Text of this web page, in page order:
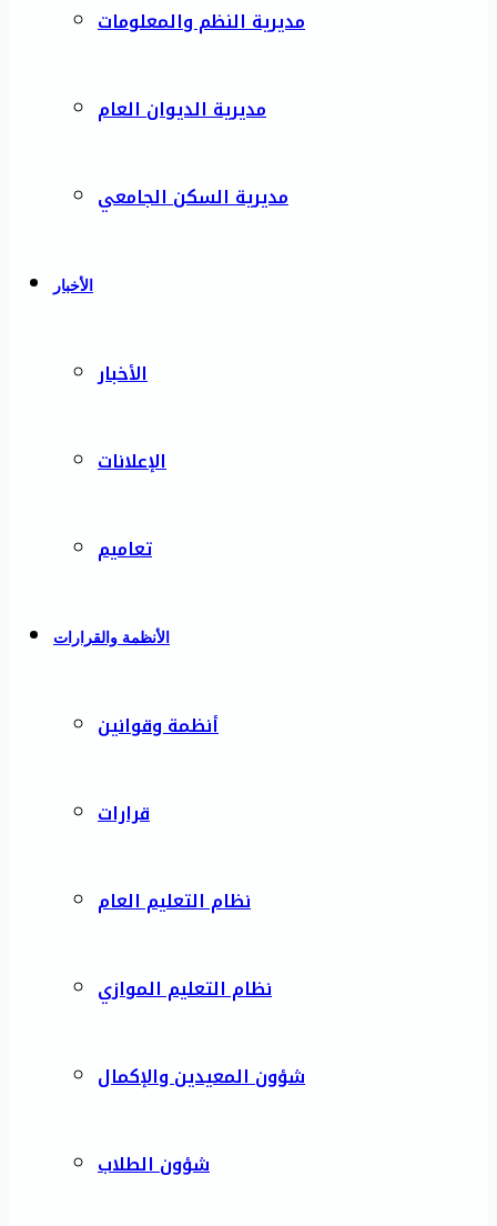
مديرية النظم والمعلومات
مديرية الديوان العام
مديرية السكن الجامعي
الأخبار
الأخبار
الإعلانات
تعاميم
الأنظمة والقرارات
أنظمة وقوانين
قرارات
نظام التعليم العام
نظام التعليم الموازي
شؤون المعيدين والإكمال
شؤون الطلاب